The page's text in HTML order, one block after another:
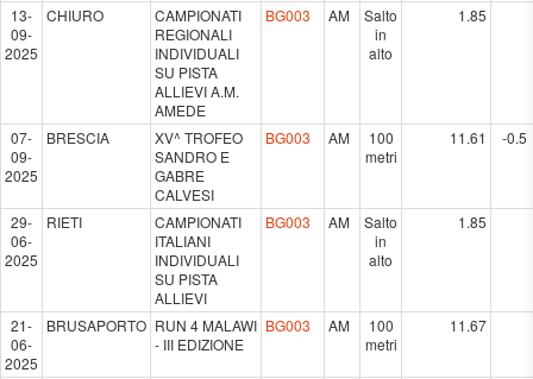
13-
09-
2025
CHIURO
CAMPIONATI
REGIONALI
INDIVIDUALI
SU PISTA
ALLIEVI A.M.
AMEDE
BG003 AM
Salto
in
alto
1.85
07-
09-
2025
BRESCIA
XV^ TROFEO
SANDRO E
GABRE
CALVESI
BG003 AM
100
metri
11.61 -0.5
29-
06-
2025
RIETI
CAMPIONATI
ITALIANI
INDIVIDUALI
SU PISTA
ALLIEVI
BG003 AM
Salto
in
alto
1.85
21-
06-
2025
BRUSAPORTO RUN 4 MALAWI
- III EDIZIONE
BG003 AM
100
metri
11.67